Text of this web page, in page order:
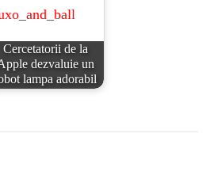
Cercetatorii de la
dezvaluie un
lampa adorabil